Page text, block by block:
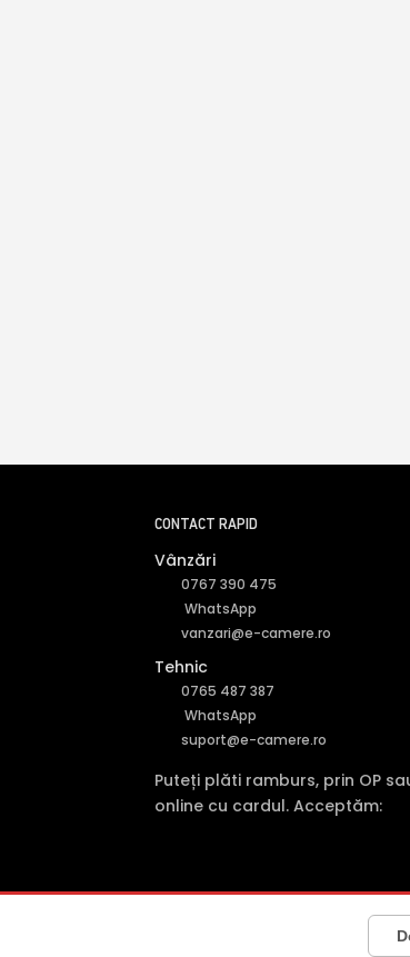
CONTACT RAPID
Vânzări
0767 390 475
WhatsApp
vanzari@e-camere.ro
Tehnic
0765 487 387
WhatsApp
suport@e-camere.ro
Puteți plăti ramburs, prin OP
online cu cardul. Acceptăm:
· Capital social: 200 RON · Sediu: Str. Petrache Poenaru,